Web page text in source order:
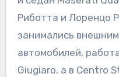
Риботта и Лоренцо
занимались
автомобилей,
Giugiaro, а в Centro